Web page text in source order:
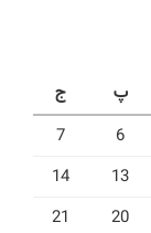
پ
ج
6
7
13
14
20
21